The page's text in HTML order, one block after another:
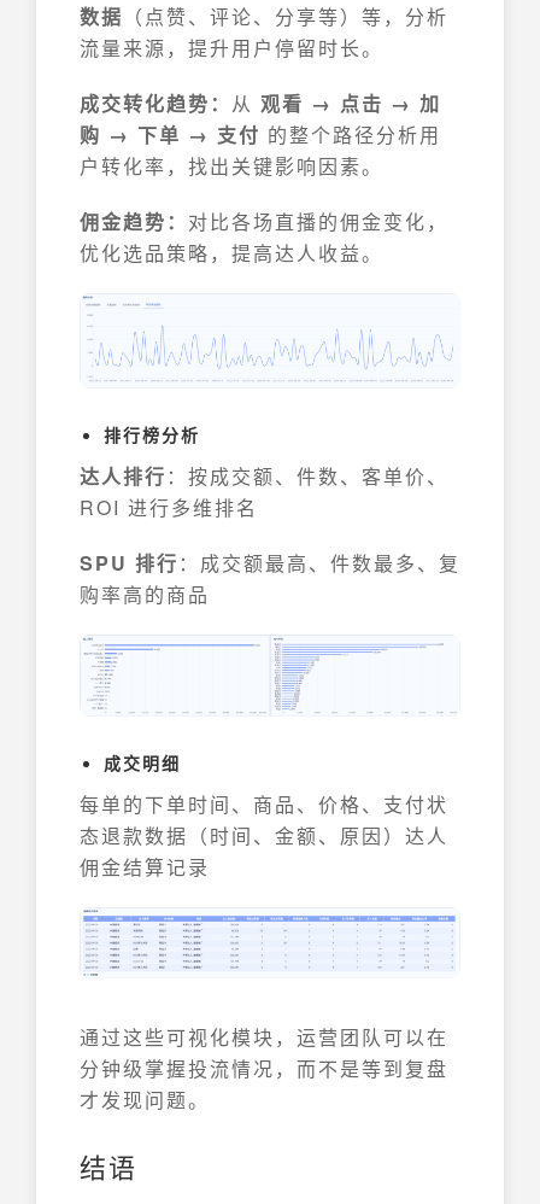
数据 （点赞、评论、分享等）等，分析
流量来源，提升用户停留时长。
成交转化趋势： 从 观看 → 点击 → 加
购 → 下单 → 支付 的整个路径分析用
户转化率，找出关键影响因素。
佣金趋势： 对比各场直播的佣金变化，
优化选品策略，提高达人收益。
排行榜分析
达人排行 ：按成交额、件数、客单价、
ROI 进行多维排名
SPU 排行 ：成交额最高、件数最多、复
购率高的商品
成交明细
每单的下单时间、商品、价格、支付状
态退款数据（时间、金额、原因）达人
佣金结算记录
通过这些可视化模块，运营团队可以在
分钟级掌握投流情况，而不是等到复盘
才发现问题。
结语